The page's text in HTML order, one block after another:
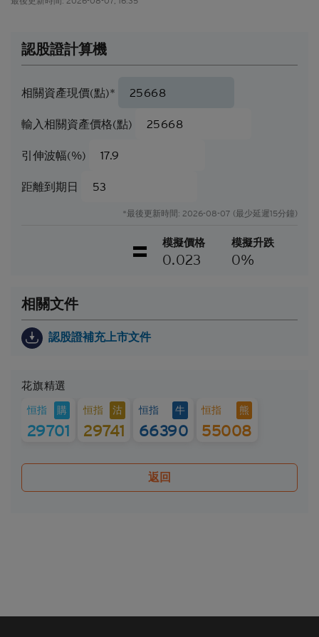
產品的價格可急升或急跌，投資者或會蒙受全盤損
唯一流通量提供者。本香港網站所載的任何見解、預
測或估計構成資料登載當日的判斷，不能保證日後的
閣下應當慎防實際業績可能會與任何前瞻性陳述所載
遵守基本上市文件（包括其任何增編）所載牛熊證條
款及細則的前提下，當相關資產的現貨價/現貨水平
在觀察期內達到贖回價/贖回水平時，牛熊證將自動
終止。在該情況下，閣下將不會收到任何現金付款
（如屬N類牛熊證），或可能會收到名為剩餘價值的
因此，有意投資的人士應當確保其本人明白結構性產
品的性質及風險，如果情況適用，亦應徵詢其本人的
投資結構性產品的決定均適當地考慮到投資者的具體
情況及財務狀況。對於因認購或購買結構性產品而產
生的任何財務或其他方面的後果，Citigroup概不承擔
任何受託責任或法律責任。
結構性產品的條款及細則，以及基本上市文件（包括
財務及其他資料。該等文件可在保薦人花旗環球金融
亞洲有限公司的辦事處索取，地址為香港中環花園道
Citigroup的成員公司可能會進行本身的坐盤買賣，可
能會持有結構性產品的長倉或短倉或其他權益，亦可
認股證計算機
相關資產現價(點)*
輸入相關資產價格(點)
引伸波幅(%)
距離到期日
*最後更新時間: 2026-08-07 (最少延遲15分鐘)
模擬價格
0.023
模擬升跌
0%
相關文件
認股證補充上市文件
花旗精選
恒指 購
29701
恒指 沽
29741
恒指 牛
66390
恒指 熊
55008
返回